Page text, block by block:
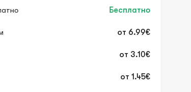
Бесплатно
от 6.99€
от 3.10€
от 1.45€